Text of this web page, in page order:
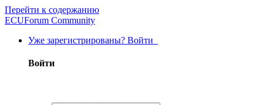
Перейти к содержанию
ECUForum Community
Уже зарегистрированы? Войти
Войти